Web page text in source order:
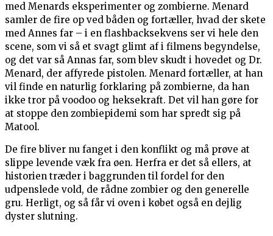
med Menards eksperimenter og zombierne. Menard
samler de fire op ved båden og fortæller, hvad der skete
med Annes far – i en flashbacksekvens ser vi hele den
scene, som vi så et svagt glimt af i filmens begyndelse,
og det var så Annas far, som blev skudt i hovedet og Dr.
Menard, der affyrede pistolen. Menard fortæller, at han
vil finde en naturlig forklaring på zombierne, da han
ikke tror på voodoo og heksekraft. Det vil han gøre for
at stoppe den zombiepidemi som har spredt sig på
Matool.
De fire bliver nu fanget i den konflikt og må prøve at
slippe levende væk fra øen. Herfra er det så ellers, at
historien træder i baggrunden til fordel for den
udpenslede vold, de rådne zombier og den generelle
gru. Herligt, og så får vi oven i købet også en dejlig
dyster slutning.